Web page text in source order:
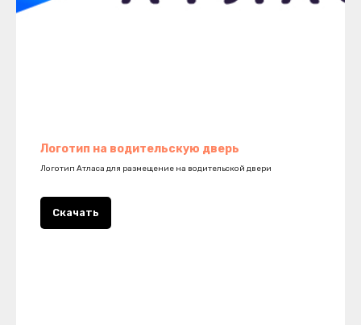
Логотип на водительскую дверь
Логотип Атласа для размещение на водительской двери
Скачать